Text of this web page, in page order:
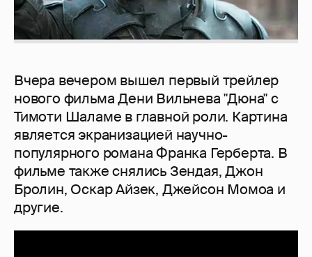
Вчера вечером вышел первый трейлер
нового фильма Дени Вильнева "Дюна" с
Тимоти Шаламе в главной роли. Картина
является экранизацией научно-
популярного романа Франка Герберта. В
фильме также снялись Зендая, Джон
Бролин, Оскар Айзек, Джейсон Момоа и
другие.